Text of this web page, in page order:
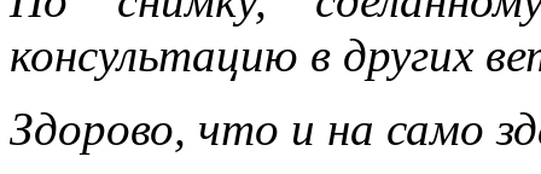
консультацию в других
Здорово, что и на само